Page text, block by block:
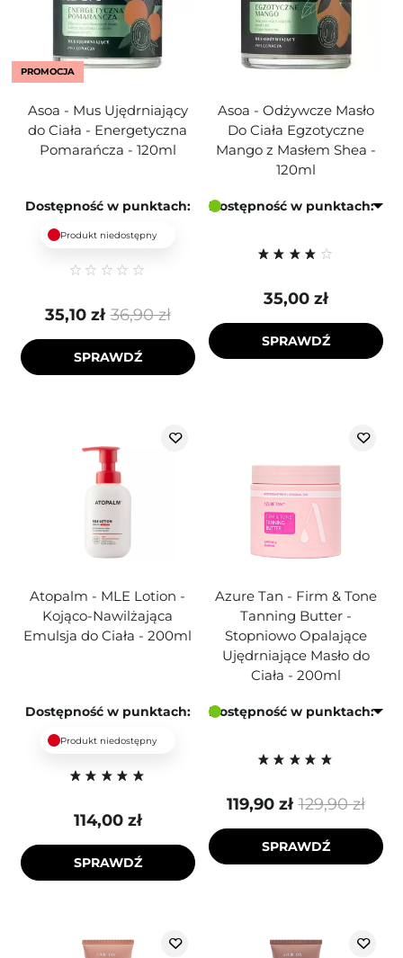
PROMOCJA
Asoa - Mus Ujędrniający
do Ciała - Energetyczna
Pomarańcza - 120ml
Dostępność w punktach:
Produkt niedostępny
36,90 zł
35,10 zł
SPRAWDŹ
Asoa - Odżywcze Masło
Do Ciała Egzotyczne
Mango z Masłem Shea -
120ml
Dostępność w punktach:
35,00 zł
SPRAWDŹ
Atopalm - MLE Lotion -
Kojąco-Nawilżająca
Emulsja do Ciała - 200ml
Dostępność w punktach:
Produkt niedostępny
114,00 zł
SPRAWDŹ
Azure Tan - Firm & Tone
Tanning Butter -
Stopniowo Opalające
Ujędrniające Masło do
Ciała - 200ml
Dostępność w punktach:
129,90 zł
119,90 zł
SPRAWDŹ